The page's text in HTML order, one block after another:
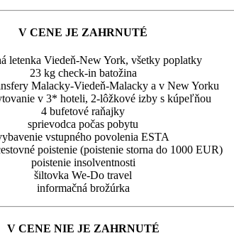
V CENE JE ZAHRNUTÉ
letenka Viedeň-New York, všetky poplatky
23 kg check-in batožina
Malacky-Viedeň-Malacky a v New Yorku
v 3* hoteli, 2-lôžkové izby s kúpeľňou
4 bufetové raňajky
sprievodca počas pobytu
vstupného povolenia ESTA
poistenie (poistenie storna do 1000 EUR)
poistenie insolventnosti
šiltovka We-Do travel
informačná brožúrka
V CENE NIE JE ZAHRNUTÉ